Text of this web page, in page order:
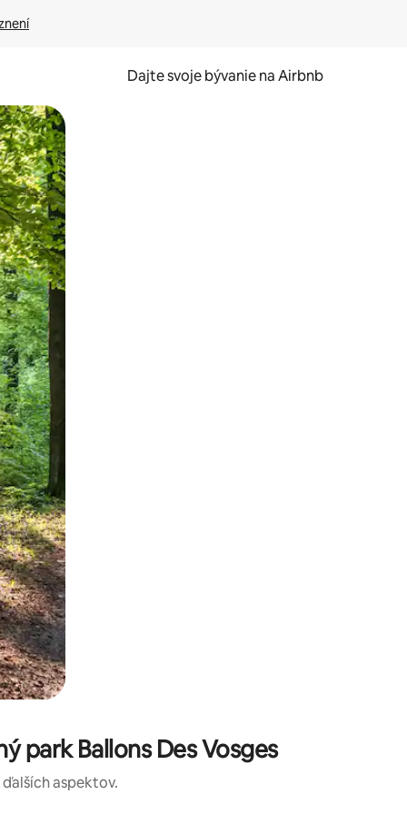
Dajte svoje bývanie na Airbnb
pomocou dotykových gest či potiahnutia prstom.
park Ballons Des Vosges
aspektov.